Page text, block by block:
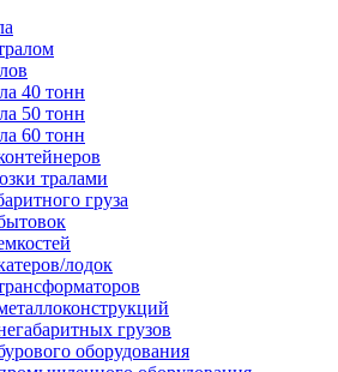
40 тонн
50 тонн
60 тонн
тралами
груза
лодок
грузов
оборудования